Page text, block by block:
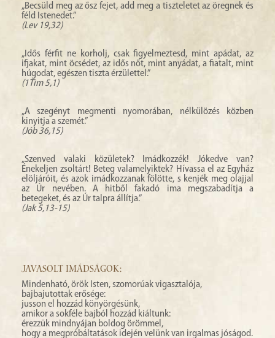
„Becsüld meg az ősz fejet, add meg a tiszteletet az öregnek és
féld Istenedet.”
(Lev 19,32)
„Idős férfit ne korholj, csak figyelmeztesd, mint apádat, az
ifjakat, mint öcsédet, az idős nőt, mint anyádat, a fiatalt, mint
húgodat, egészen tiszta érzülettel.”
(1Tim 5,1)
„A szegényt megmenti nyomorában, nélkülözés közben
kinyitja a szemét.”
(Jób 36,15)
„Szenved valaki közületek? Imádkozzék! Jókedve van?
Énekeljen zsoltárt! Beteg valamelyiktek? Hívassa el az Egyház
elöljáróit, és azok imádkozzanak fölötte, s kenjék meg olajjal
az Úr nevében. A hitből fakadó ima megszabadítja a
betegeket, és az Úr talpra állítja.”
(Jak 5,13-15)
JAVASOLT IMÁDSÁGOK:
Mindenható, örök Isten, szomorúak vigasztalója,
bajbajutottak erősége:
jusson el hozzád könyörgésünk,
amikor a sokféle bajból hozzád kiáltunk:
érezzük mindnyájan boldog örömmel,
hogy a megpróbáltatások idején velünk van irgalmas jóságod.